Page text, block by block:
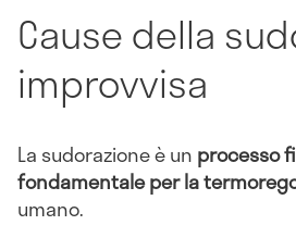
Cause della
improvvisa
La sudorazione è un processo
fondamentale per la
umano.